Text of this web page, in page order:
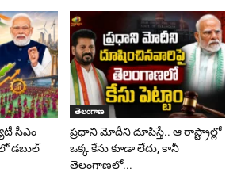
సీఎం
డబుల్‌
తెలంగాణ
ప్రధాని మోదీని దూషిస్తే.. ఆ రాష్ట్రాల్లో
ఒక్క కేసు కూడా లేదు, కానీ
తెలంగాణలో...